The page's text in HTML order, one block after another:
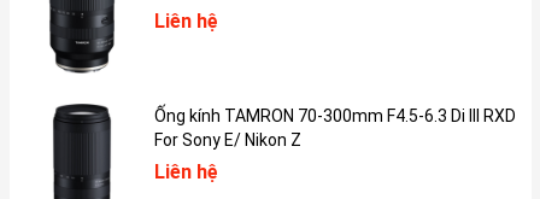
iPad Pro M4 được trang bị màn hình OLED Ultra Retina XDR, sử
dụng hai tấm nền song song để tăng độ sáng toàn màn hình lên
đến 1.000 nits cho SDR và HDR, cùng với độ sáng HDR tối đa lên
Liên hệ
Ống kính TAMRON 70-300mm F4.5-6.3 Di III RXD
For Sony E/ Nikon Z
Liên hệ